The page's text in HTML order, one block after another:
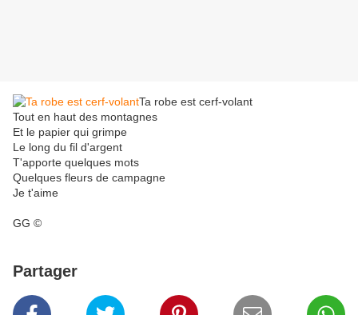
Ta robe est cerf-volant
Tout en haut des montagnes
Et le papier qui grimpe
Le long du fil d'argent
T'apporte quelques mots
Quelques fleurs de campagne
Je t'aime
GG ©
Partager